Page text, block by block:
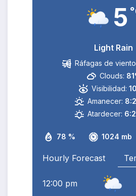
5
Light Rain
78 % 1024 mb
Ráfagas de
Clouds:
Visibilidad:
Amanecer:
Atardecer:
Hourly Forecast
12:00 pm